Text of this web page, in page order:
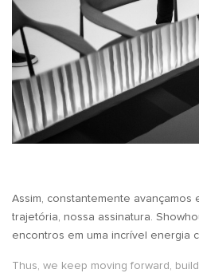
Assim, constantemente avançamos
trajetória, nossa assinatura.
encontros em uma incrível energia
Thus, we keep moving forward,